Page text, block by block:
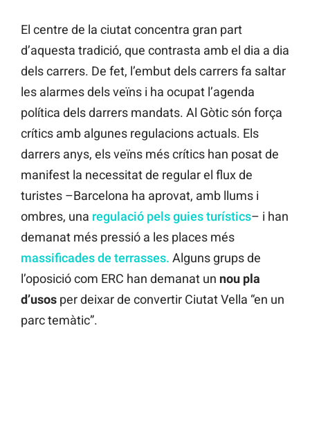
El centre de la ciutat concentra gran part
d’aquesta tradició, que contrasta amb el dia a dia
dels carrers. De fet, l’embut dels carrers fa saltar
les alarmes dels veïns i ha ocupat l’agenda
política dels darrers mandats. Al Gòtic són força
crítics amb algunes regulacions actuals. Els
darrers anys, els veïns més crítics han posat de
manifest la necessitat de regular el flux de
turistes –Barcelona ha aprovat, amb llums i
ombres, una regulació pels guies turístics– i han
demanat més pressió a les places més
massificades de terrasses. Alguns grups de
l’oposició com ERC han demanat un nou pla
d’usos per deixar de convertir Ciutat Vella “en un
parc temàtic”.